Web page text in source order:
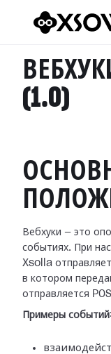
(1.0)
Вебхуки — это
событиях. При
Xsolla
в котором
отправляется
Примеры